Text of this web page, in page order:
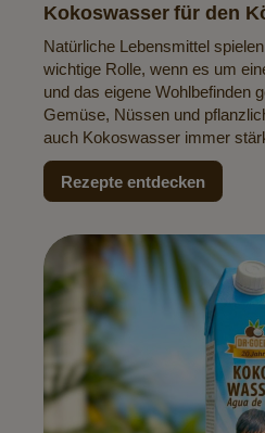
Kokoswasser für den
Natürliche Lebensmittel
wichtige Rolle, wenn es um
und das eigene Wohlbefinden
Gemüse, Nüssen und
auch Kokoswasser immer
Rezepte entdecken